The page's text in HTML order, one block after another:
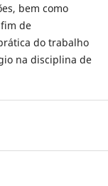
bem como
de
do trabalho
na disciplina de